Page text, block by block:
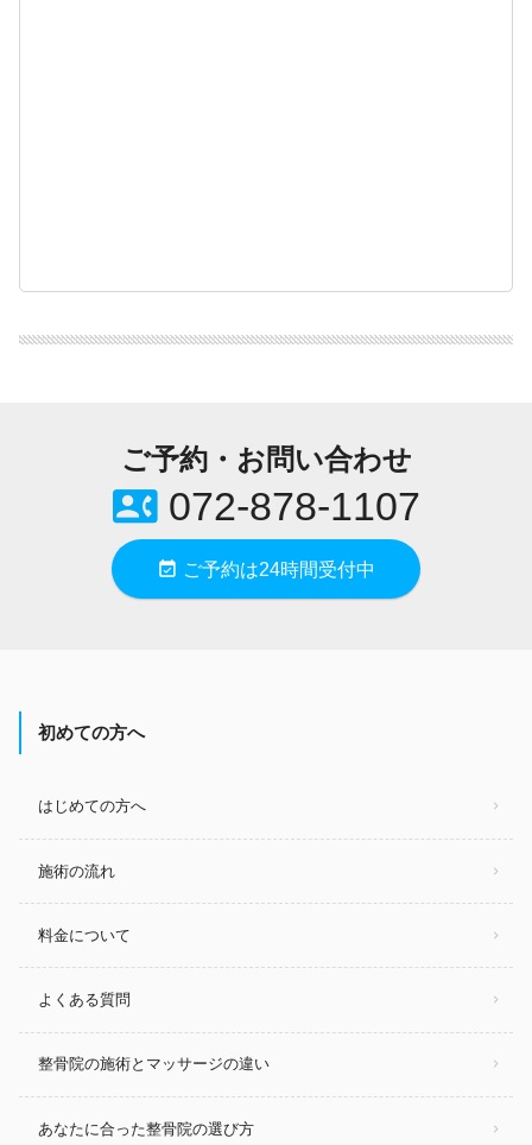
ご予約・お問い合わせ
contact_phone072-878-1107
event_available ご予約は24時間受付中
初めての方へ
はじめての方へ
施術の流れ
料金について
よくある質問
整骨院の施術とマッサージの違い
あなたに合った整骨院の選び方